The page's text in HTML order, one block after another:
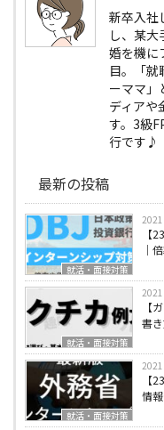
新卒入社
し、某
婚を機に
目。「
ーママ」
ディアや
す。3級
行です♪
最新の投稿
就活・面接対策
【
｜
就活・面接対策
【
書
就活・面接対策
【
情